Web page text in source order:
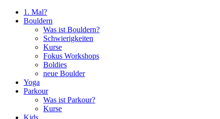
1. Mal?
Bouldern
Was ist Bouldern?
Schwierigkeiten
Kurse
Fokus Workshops
Boldies
neue Boulder
Yoga
Parkour
Was ist Parkour?
Kurse
Kids